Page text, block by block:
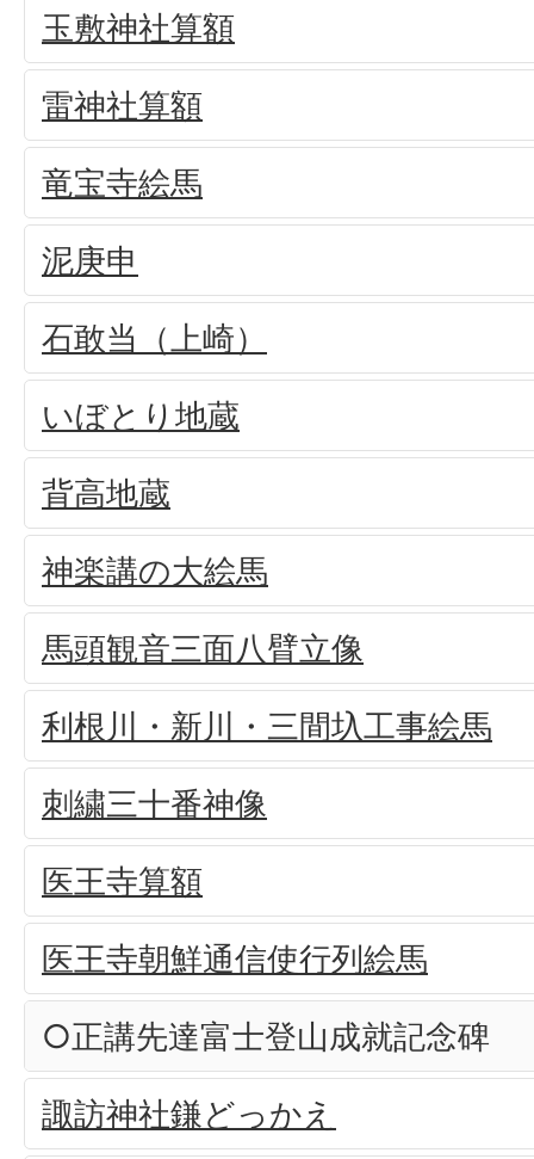
玉敷神社算額
雷神社算額
竜宝寺絵馬
泥庚申
石敢当（上崎）
いぼとり地蔵
背高地蔵
神楽講の大絵馬
馬頭観音三面八臂立像
利根川・新川・三間圦工事絵馬
刺繍三十番神像
医王寺算額
医王寺朝鮮通信使行列絵馬
○正講先達富士登山成就記念碑
諏訪神社鎌どっかえ